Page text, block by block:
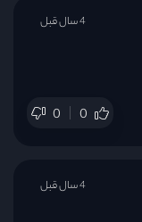
0 0
4 سال قبل
4 سال قبل